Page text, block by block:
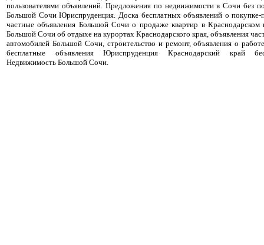
пользователями объявлений. Предложения по недвижимости в Сочи без
Большой Сочи Юриспруденция. Доска бесплатных объявлений о
частные объявления Большой Сочи о продаже квартир в Краснодарском
Большой Сочи об отдыхе на курортах Краснодарского края, объявления
автомобилей Большой Сочи, строительство и ремонт, объявления о
бесплатные объявления Юриспруденция Краснодарский край
Недвижимость Большой Сочи.